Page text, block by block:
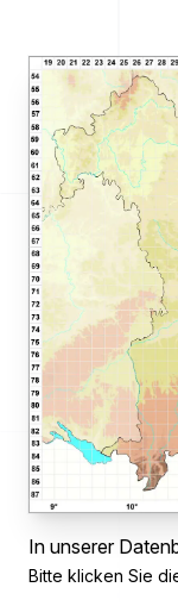
In unserer
Bitte klicken Sie